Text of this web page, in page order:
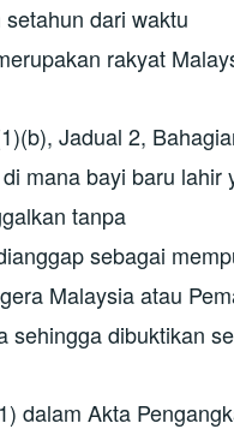
dari waktu
rakyat
Jadual 2,
mana bayi baru lahir
tanpa
sebagai
Malaysia atau
sehingga dibuktikan
dalam Akta